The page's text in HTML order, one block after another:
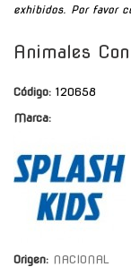
exhibidos. Por favor
Animales
Código: 120658
Marca:
Origen: NACIONAL